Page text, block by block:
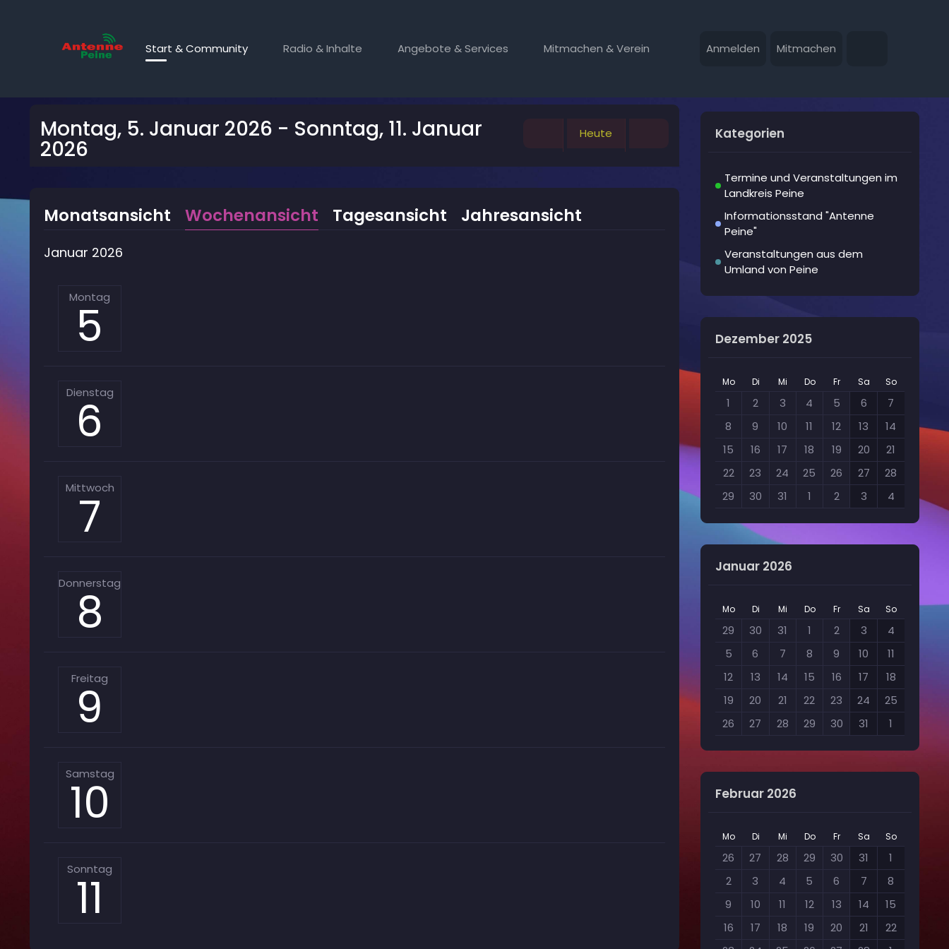
Start & Community Radio & Inhalte Angebote & Services Mitmachen & Verein Anmelden Mitmachen
Montag, 5. Januar 2026 - Sonntag, 11. Januar
2026
Heute
Monatsansicht Wochenansicht Tagesansicht Jahresansicht
Januar 2026
Montag
5
Dienstag
6
Mittwoch
7
Donnerstag
8
Freitag
9
Samstag
10
Sonntag
11
Kategorien
Termine und Veranstaltungen im
Landkreis Peine
Informationsstand "Antenne
Peine"
Veranstaltungen aus dem
Umland von Peine
Dezember 2025
Mo Di Mi Do Fr Sa So
1 2 3 4 5 6
7
8
9 10 11 12 13
14
15
16 17 18 19 20
21
22
23 24 25 26 27
28
29
30 31 1 2 3 4
Januar 2026
Mo Di Mi Do Fr Sa So
29 30 31 1 2 3
4
5
6 7 8 9 10
11
12
13 14 15 16 17
18
19
20 21 22 23 24
25
26
27 28 29 30 31 1
Februar 2026
Mo Di Mi Do Fr Sa So
26 27 28 29 30 31
1
2
3 4 5 6 7
8
9
10 11 12 13 14
15
16
17 18 19 20 21
22